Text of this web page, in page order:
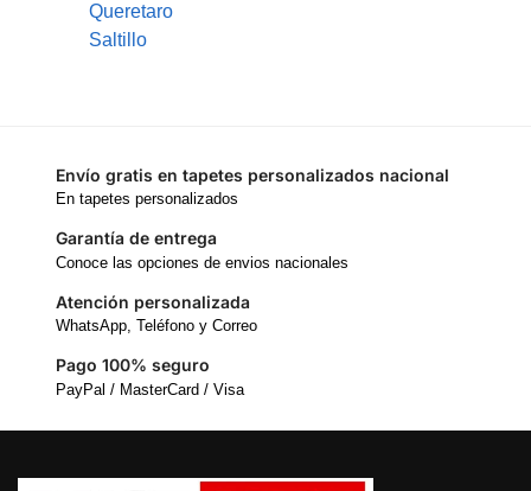
Queretaro
Saltillo
Envío gratis en tapetes personalizados nacional
En tapetes personalizados
Garantía de entrega
Conoce las opciones de envios nacionales
Atención personalizada
WhatsApp, Teléfono y Correo
Pago 100% seguro
PayPal / MasterCard / Visa